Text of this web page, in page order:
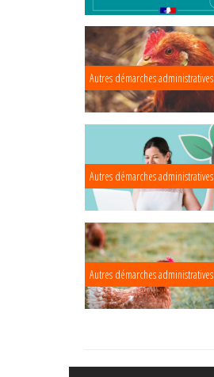
Autres démarches administratives
Autres démarches administratives
Autres démarches administratives